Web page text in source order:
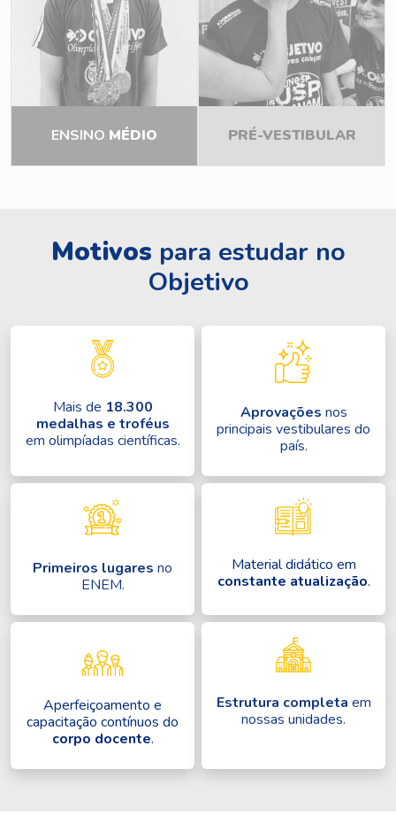
ENSINO MÉDIO PRÉ-VESTIBULAR
Motivos para estudar no
Objetivo
Mais de 18.300
medalhas e troféus
em olimpíadas científicas.
Aprovações nos
principais vestibulares do
país.
Primeiros lugares no
ENEM.
Material didático em
constante atualização.
Aperfeiçoamento e
capacitação contínuos do
corpo docente.
Estrutura completa em
nossas unidades.